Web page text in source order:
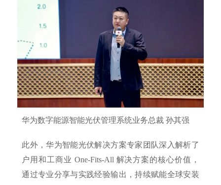
华为数字能源智能光伏管理系统业务总裁 孙其强
此外，华为智能光伏解决方案专家团队深入解析了
户用和工商业 One-Fits-All 解决方案的核心价值，
通过专业分享与实践经验输出，持续赋能全球安装